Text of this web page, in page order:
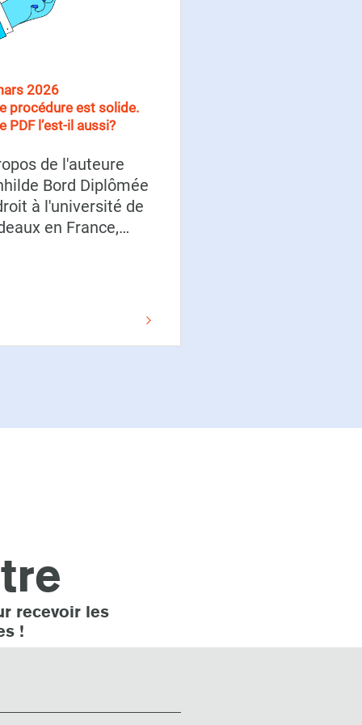
2026
procédure est solide.
PDF l’est-il aussi?
de l'auteure
Bord Diplômée
à l'université de
en France,…
recevoir les
!